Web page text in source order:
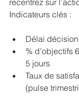
Indicateurs clés :
Délai
% d’objectifs
5 jours
Taux de
(pulse